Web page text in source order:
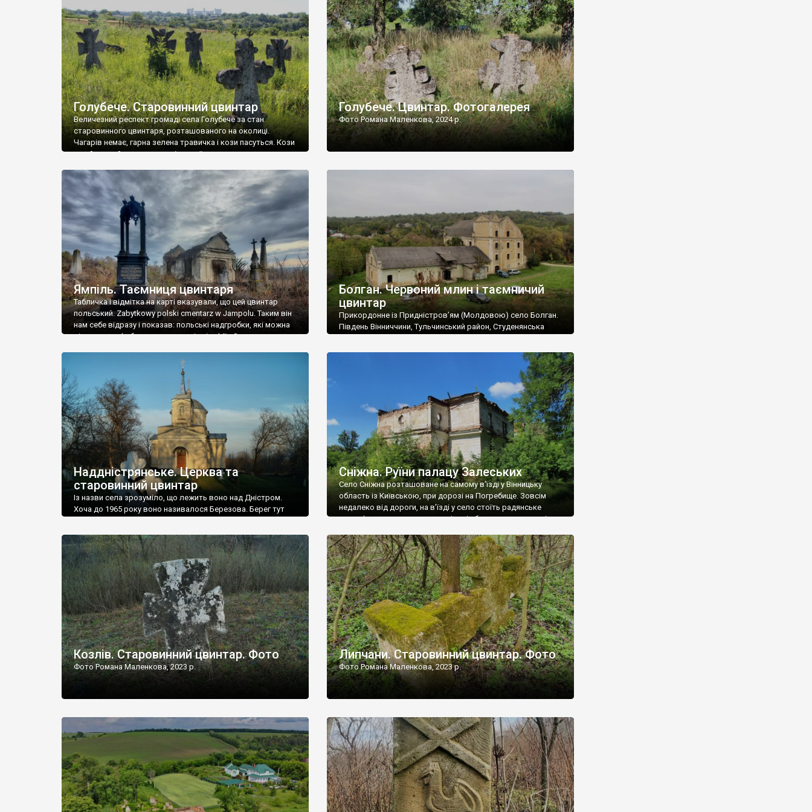
[…]
Голубече. Старовинний цвинтар
Величезний респект громаді села Голубече за стан
старовинного цвинтаря, розташованого на околиці.
Чагарів немає, гарна зелена травичка і кози пасуться. Кози
– найкращий регулятор шкідливої, для старих кладовищ,
бруньками, кози ті бруньки обгризають, бо то улюблений
делікатес. На цвинтарі у Голубечому ціла колекція
різноманітних форм хрестів. Село відносно невелике, […]
Голубече. Цвинтар. Фотогалерея
Фото Романа Маленкова, 2024 р.
Ямпіль. Таємниця цвинтаря
Табличка і відмітка на карті вказували, що цей цвинтар
польський. Zabytkowy polski cmentarz w Jampolu. Таким він
нам себе відразу і показав: польські надгробки, які можна
віднести до фабричних, польські епітафії… Загалом цвинтар
виявилося більше семи гектарів. Перше враження про
абсолютну звичайність польського цвинтаря виявилося
оманливим – […]
Болган. Червоний млин і таємничий
цвинтар
Прикордонне із Придністров’ям (Молдовою) село Болган.
Південь Вінниччини, Тульчинський район, Студенянська
старовинний цвинтар із кам’яними хрестами. Всі епітафії, які
збереглися, написані кирилицею, церковнослов’янською
мовою. За всіма традиційними ознаками – цвинтар
український. Хрести датуються 19 століттям. У 1924-1940
роках Болган […]
Наддністрянське. Церква та
старовинний цвинтар
Із назви села зрозуміло, що лежить воно над Дністром.
Хоча до 1965 року воно називалося Березова. Берег тут
Наддністрянське відрізняється від більшості навколишніх
сіл. У селі є мурована Михайлівська церква. Точної дати […]
Сніжна. Руїни палацу Залеських
Село Сніжна розташоване на самому в’їзді у Вінницьку
область із Київською, при дорозі на Погребище. Зовсім
недалеко від дороги, на в’їзді у село стоїть радянське
рельєфне пано, яке показує жінку і яблуню, а трохи далі,
дороги їх не видно, але видно дві стареньких колії у траві –
[…]
Козлів. Старовинний цвинтар. Фото
Фото Романа Маленкова, 2023 р.
Липчани. Старовинний цвинтар. Фото
Фото Романа Маленкова, 2023 р.